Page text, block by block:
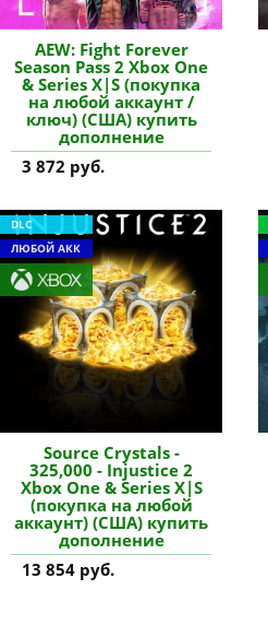
AEW: Fight Forever
Season Pass 2 Xbox One
& Series X|S (покупка
на любой аккаунт /
ключ) (США) купить
дополнение
3 872 руб.
DLC
ЛЮБОЙ АКК
Source Crystals -
325,000 - Injustice 2
Xbox One & Series X|S
(покупка на любой
аккаунт) (США) купить
дополнение
13 854 руб.